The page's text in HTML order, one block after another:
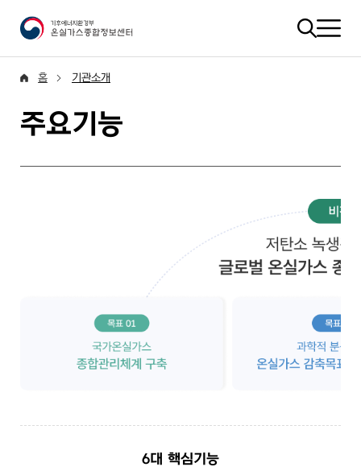
홈 기관소개
주요기능
비전-저탄소 녹생경제를 위한 글로벌 온실가스 종합 싱크탱
6대 핵심기능